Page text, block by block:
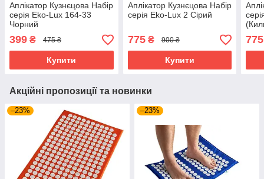
Аплікатор Кузнєцова Набір
серія Eko-Lux 164-33
Чорний
399 ₴ 475 ₴
Купити
Аплікатор Кузнєцова Набір
серія Eko-Lux 2 Сірий
775₴ 900 ₴
Купити
775
Акційні пропозиції та новинки
–23% –23%